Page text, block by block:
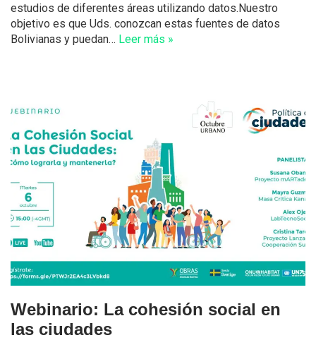
estudios de diferentes áreas utilizando datos.Nuestro
objetivo es que Uds. conozcan estas fuentes de datos
Bolivianas y puedan… Leer más »
Webinario: La cohesión social en
las ciudades